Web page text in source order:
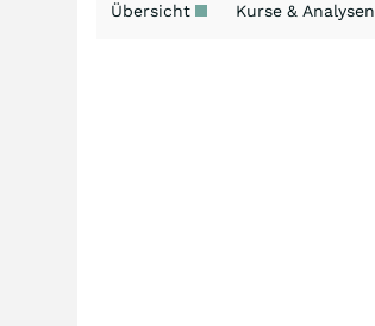
Übersicht Kurse & Analysen